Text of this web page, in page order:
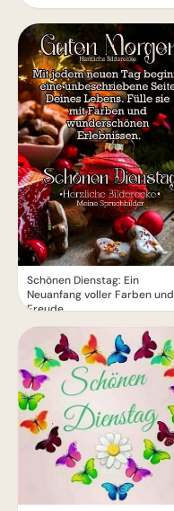
Schönen Dienstag: Ein
Neuanfang voller Farben und
Freude